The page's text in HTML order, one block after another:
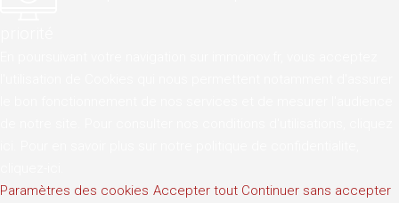
Paramètres des cookies Accepter tout Continuer sans accepter